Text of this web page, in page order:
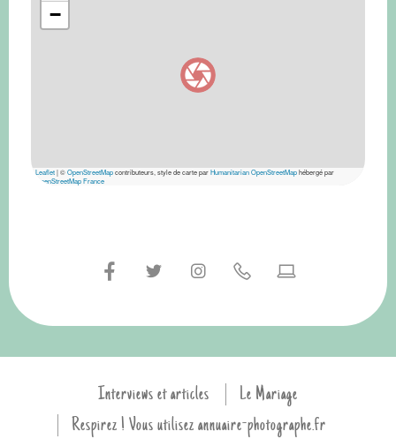
−
Leaflet|©OpenStreetMapcontributeurs, style de carte parHumanitarian OpenStreetMaphébergé par
OpenStreetMap France
Interviews et articles
Le Mariage
Respirez ! Vous utilisez annuaire-photographe.fr